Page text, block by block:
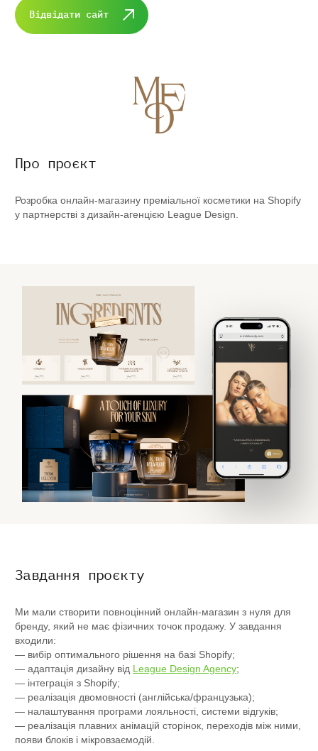
Відвідати сайт
Про проєкт
Розробка онлайн-магазину преміальної косметики на Shopify
у партнерстві з дизайн-агенцією League Design.
Завдання проєкту
Ми мали створити повноцінний онлайн-магазин з нуля для
бренду, який не має фізичних точок продажу. У завдання
входили:
— вибір оптимального рішення на базі Shopify;
— адаптація дизайну від League Design Agency;
— інтеграція з Shopify;
— реалізація двомовності (англійська/французька);
— налаштування програми лояльності, системи відгуків;
— реалізація плавних анімацій сторінок, переходів між ними,
появи блоків і мікровзаємодій.